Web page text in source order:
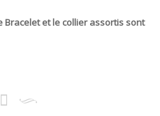
Bracelet et le collier assortis sont